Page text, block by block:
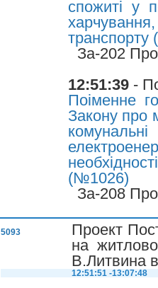
спожиті у
харчування,
транспорту
За-202
12:51:39 -
Поіменне
Закону про
(№1026)
За-208
5093
Проект
на
В.Литвина
12:51:51 -13:07:48